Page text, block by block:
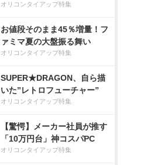
オリコンタイアップ特集
お値段そのまま45％増量！フ
ァミマ夏の大盤振る舞い
オリコンタイアップ特集
SUPER★DRAGON、自ら描
いた”レトロフューチャー”
オリコンタイアップ特集
【驚愕】メーカー社員が推す
「10万円台」神コスパPC
オリコンタイアップ特集